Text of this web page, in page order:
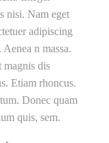
nisi. Nam eget
adipiscing
n massa.
magnis dis
Etiam rhoncus.
Donec quam
quis, sem.